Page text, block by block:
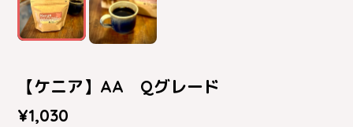
【ケニア】AA Qグレード
¥1,030